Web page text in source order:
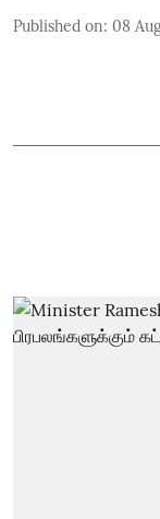
Published on: 08